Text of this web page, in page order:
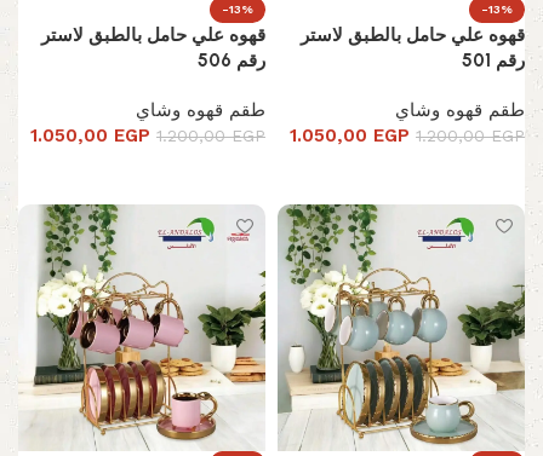
-13%
قهوه علي حامل بالطبق لاستر
رقم 501
طقم قهوه وشاي
1.200,00EGP
1.050,00 EGP
-13%
قهوه علي حامل بالطبق لاستر
رقم 506
طقم قهوه وشاي
1.200,00EGP
1.050,00 EGP